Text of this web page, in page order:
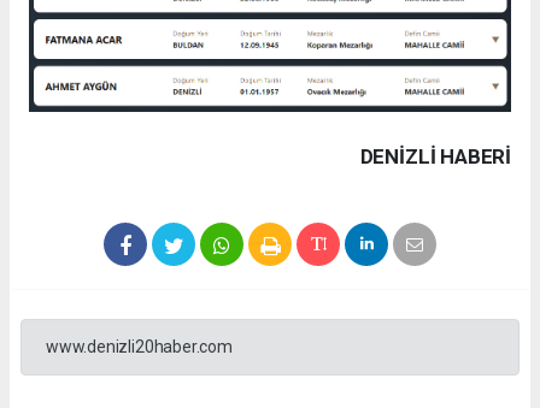
DENIZLI HABERİ
www.denizli20haber.com